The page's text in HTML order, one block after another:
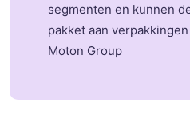
segmenten en kunnen
pakket aan
Moton Group